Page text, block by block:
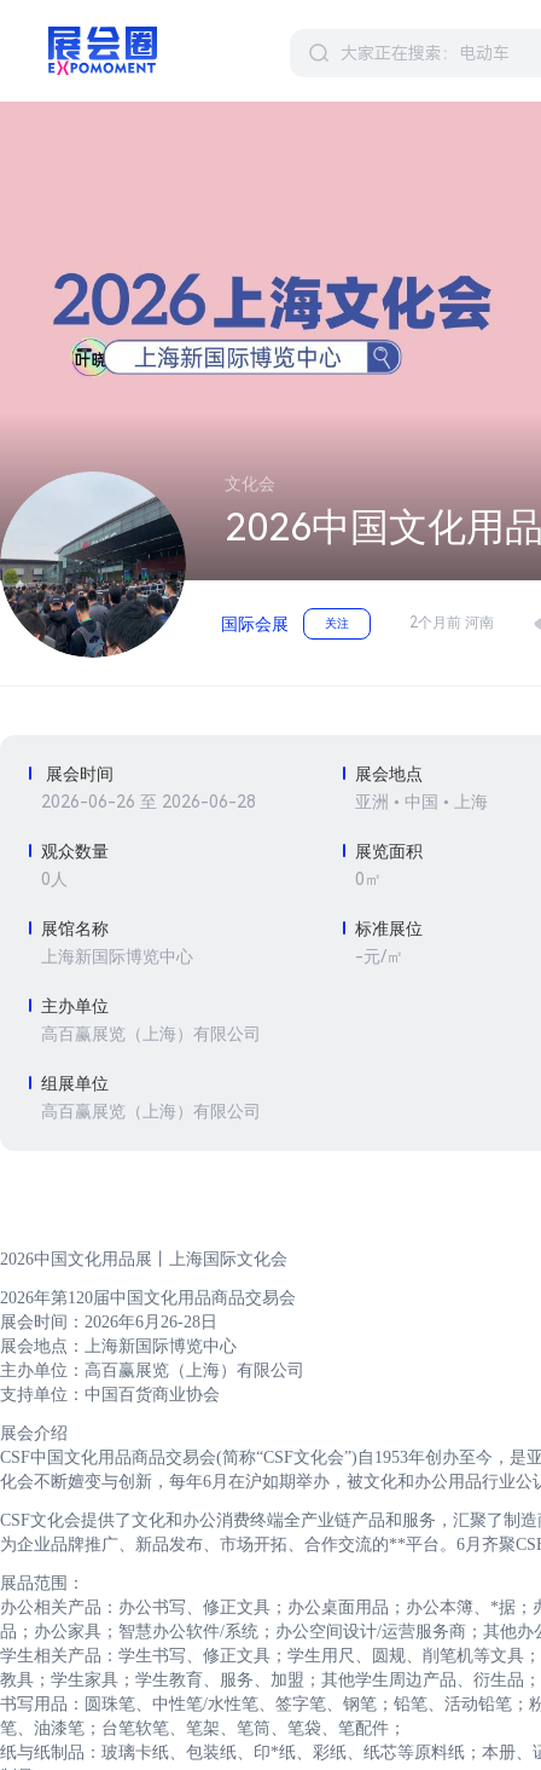
文化会
2026中国文化用
国际会展 关注 2个月前 河南
展会时间
2026-06-26 至 2026-06-28
展会地点
亚洲 • 中国 • 上海
观众数量
0人
展览面积
0㎡
展馆名称
上海新国际博览中心
标准展位
-元/㎡
主办单位
高百赢展览（上海）有限公司
组展单位
高百赢展览（上海）有限公司
2026中国文化用品展丨上海国际文化会
2026年第120届中国文化用品商品交易会
展会时间：2026年6月26-28日
展会地点：上海新国际博览中心
主办单位：高百赢展览（上海）有限公司
支持单位：中国百货商业协会
展会介绍
CSF中国文化用品商品交易会(简称“CSF文化会”)自1953年创办至今，
化会不断嬗变与创新，每年6月在沪如期举办，被文化和办公用品行业公
CSF文化会提供了文化和办公消费终端全产业链产品和服务，汇聚了制
为企业品牌推广、新品发布、市场开拓、合作交流的**平台。6月齐聚
展品范围：
办公相关产品：办公书写、修正文具；办公桌面用品；办公本簿、*据
品；办公家具；智慧办公软件/系统；办公空间设计/运营服务商；其他办
学生相关产品：学生书写、修正文具；学生用尺、圆规、削笔机等文具
教具；学生家具；学生教育、服务、加盟；其他学生周边产品、衍生品；
书写用品：圆珠笔、中性笔/水性笔、签字笔、钢笔；铅笔、活动铅笔
笔、油漆笔；台笔软笔、笔架、笔筒、笔袋、笔配件；
纸与纸制品：玻璃卡纸、包装纸、印*纸、彩纸、纸芯等原料纸；本册